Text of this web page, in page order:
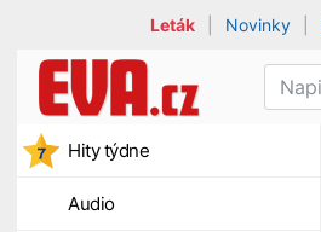
Leták Novinky
Hity týdne
Audio